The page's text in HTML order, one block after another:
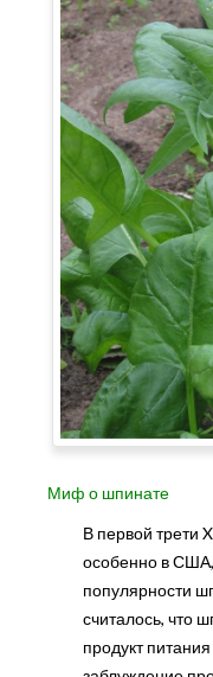
Миф о шпинате
В первой трети
особенно в
популярности
считалось, что
продукт